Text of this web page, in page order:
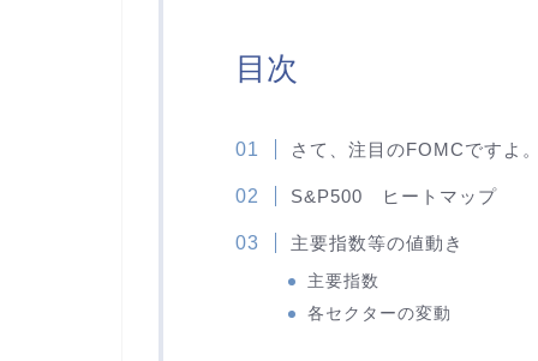
目次
さて、注目のFOMCですよ。
S&P500 ヒートマップ
主要指数等の値動き
主要指数
各セクターの変動